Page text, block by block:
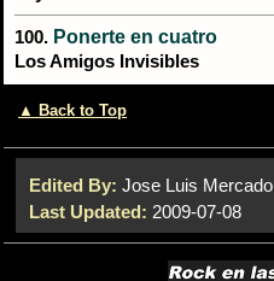
100. Ponerte en cuatro
Los Amigos Invisibles
▲ Back to Top
Edited By: Jose Luis Mercado
Last Updated: 2009-07-08